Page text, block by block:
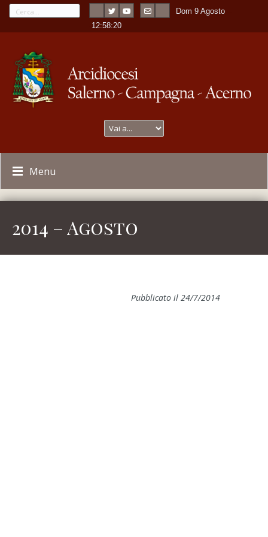
Dom 9 Agosto
12:58:20
Menu
2014 – Agosto
Pubblicato il 24/7/2014